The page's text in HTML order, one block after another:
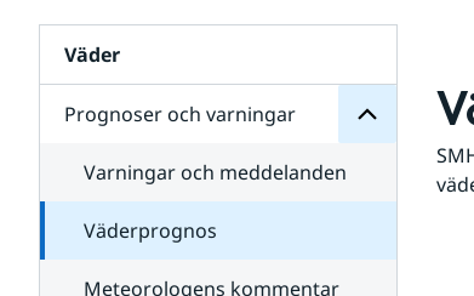
Väder
Prognoser och varningar
för
Varningar och meddelanden
Väderprognos
Meteorologens kommentar